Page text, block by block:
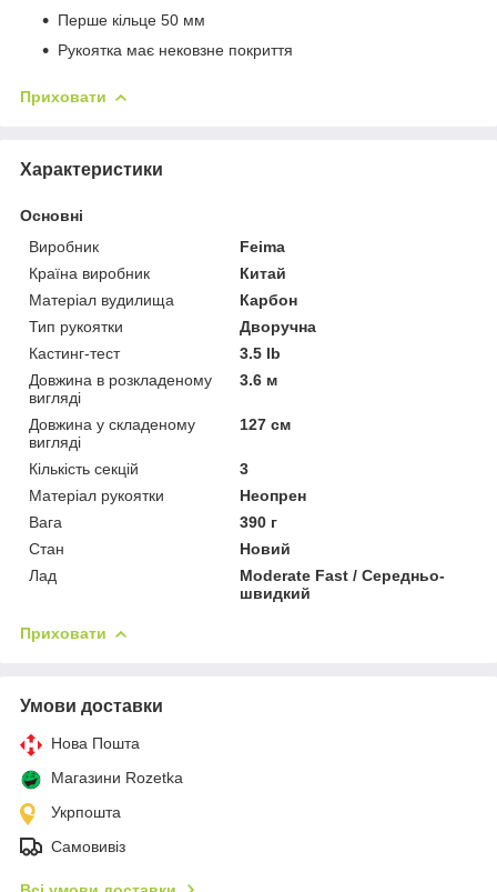
Перше кільце 50 мм
Рукоятка має нековзне покриття
Приховати
Характеристики
Основні
Виробник
Feima
Країна виробник
Китай
Матеріал вудилища
Карбон
Тип рукоятки
Дворучна
Кастинг-тест
3.5 lb
Довжина в розкладеному
вигляді
3.6 м
Довжина у складеному
вигляді
127 см
Кількість секцій
3
Матеріал рукоятки
Неопрен
Вага
390 г
Стан
Новий
Лад
Moderate Fast / Середньо-
швидкий
Приховати
Умови доставки
Нова Пошта
Магазини Rozetka
Укрпошта
Самовивіз